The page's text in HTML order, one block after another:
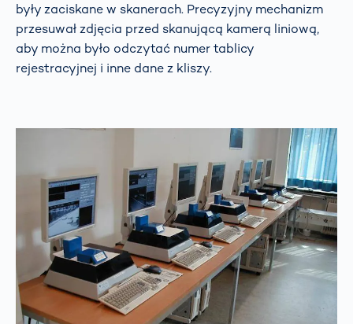
były zaciskane w skanerach. Precyzyjny mechanizm
przesuwał zdjęcia przed skanującą kamerą liniową,
aby można było odczytać numer tablicy
rejestracyjnej i inne dane z kliszy.